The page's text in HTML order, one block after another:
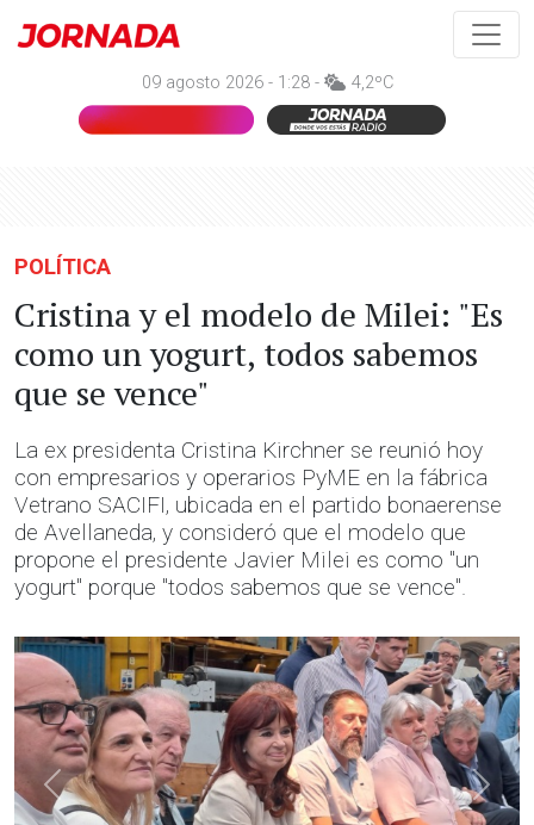
09 agosto 2026 - 1:28 - 4,2ºC
POLÍTICA
Cristina y el modelo de Milei: "Es
como un yogurt, todos sabemos
que se vence"
La ex presidenta Cristina Kirchner se reunió hoy
con empresarios y operarios PyME en la fábrica
Vetrano SACIFI, ubicada en el partido bonaerense
de Avellaneda, y consideró que el modelo que
propone el presidente Javier Milei es como "un
yogurt" porque "todos sabemos que se vence".
Anterior